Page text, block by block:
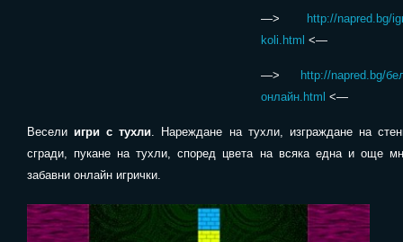
—>
http://napred.bg/
koli.html <—
—>
http://napred.bg/
онлайн.html <—
Весели игри с тухли. Нареждане на тухли, изграждане на
сгради, пукане на тухли, според цвета на всяка една и още
забавни онлайн игрички.